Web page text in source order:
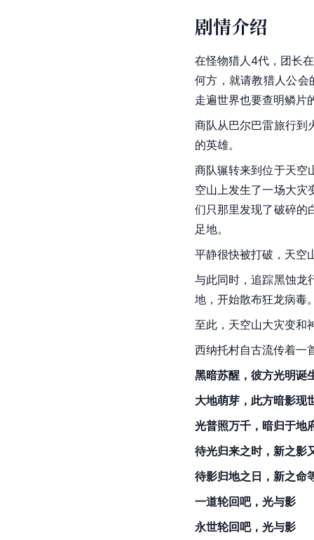
剧情介绍
在怪物猎人4代，团长
何方，就请教猎人公会
走遍世界也要查明鳞片
商队从巴尔巴雷旅行到
的英雄。
商队辗转来到位于天空
空山上发生了一场大灾
们只那里发现了破碎的
足地。
平静很快被打破，天空
与此同时，追踪黑蚀龙
地，开始散布狂龙病毒
至此，天空山大灾变和
西纳托村自古流传着一
黑暗苏醒，彼方光明诞
大地萌芽，此方暗影现
光普照万千，暗归于地
待光归来之时，新之影
待影归地之日，新之命
一道轮回吧，光与影
永世轮回吧，光与影